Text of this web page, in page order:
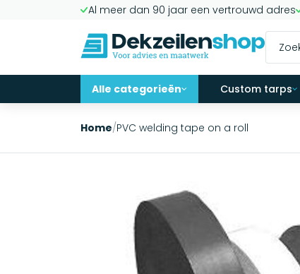
Al meer dan 90 jaar een vertrouwd adres
Alle categorieën Custom tarps
Home/PVC welding tape on a roll